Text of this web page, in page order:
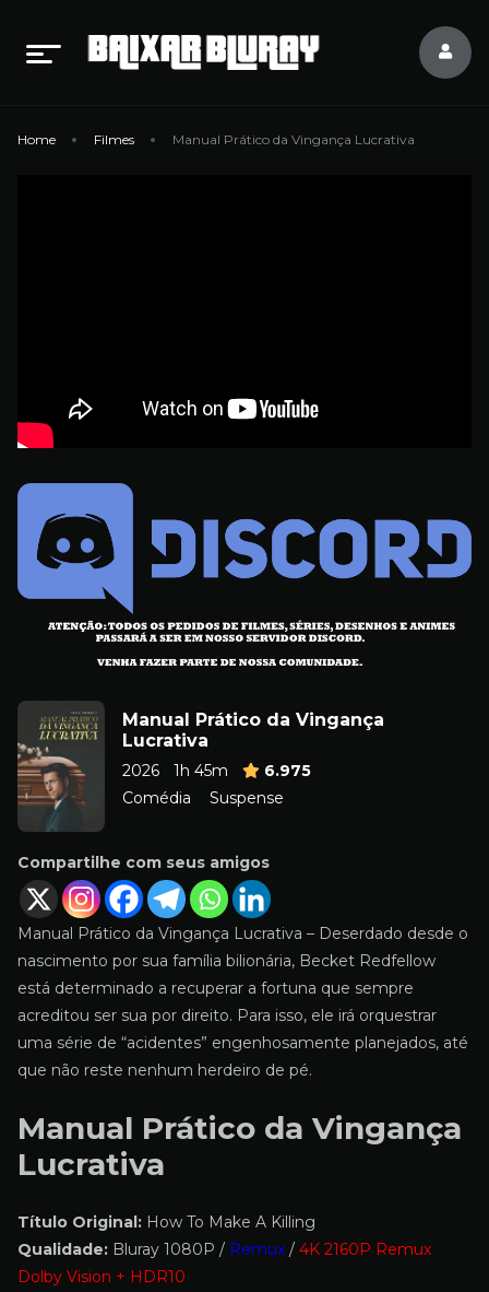
Home Filmes Manual Prático da Vingança Lucrativa
Manual Prático da Vingança
Lucrativa
2026 1h 45m
6.975
Comédia
Suspense
Compartilhe com seus amigos
Manual Prático da Vingança Lucrativa – Deserdado desde o
nascimento por sua família bilionária, Becket Redfellow
está determinado a recuperar a fortuna que sempre
acreditou ser sua por direito. Para isso, ele irá orquestrar
uma série de “acidentes” engenhosamente planejados, até
que não reste nenhum herdeiro de pé.
Manual Prático da Vingança
Lucrativa
Título Original: How To Make A Killing
Qualidade: Bluray 1080P / Remux / 4K 2160P Remux
Dolby Vision + HDR10